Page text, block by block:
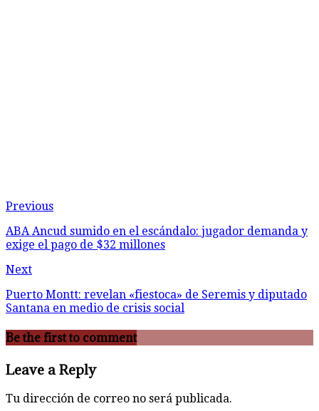
Previous
ABA Ancud sumido en el escándalo: jugador demanda y
exige el pago de $32 millones
Next
Puerto Montt: revelan «fiestoca» de Seremis y diputado
Santana en medio de crisis social
Be the first to comment
Leave a Reply
Tu dirección de correo no será publicada.